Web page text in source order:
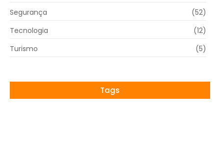
Segurança
(52)
Tecnologia
(12)
Turismo
(5)
Tags